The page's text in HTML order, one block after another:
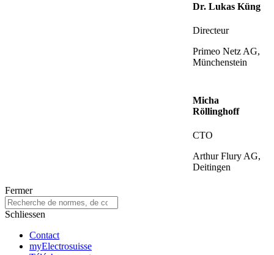
Dr. Lukas Küng
Directeur
Primeo Netz AG,
Münchenstein
Micha
Röllinghoff
CTO
Arthur Flury AG,
Deitingen
Fermer
Schliessen
Contact
myElectrosuisse